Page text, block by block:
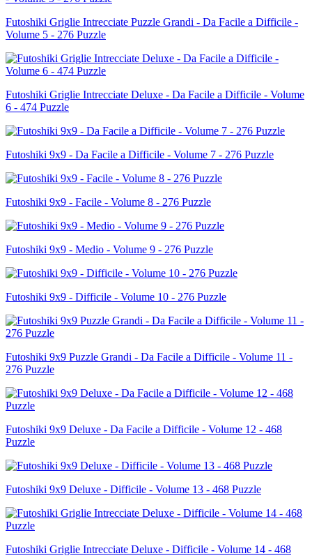
Futoshiki Griglie Intrecciate Puzzle Grandi - Da Facile a Difficile -
Volume 5 - 276 Puzzle
Futoshiki Griglie Intrecciate Deluxe - Da Facile a Difficile - Volume
6 - 474 Puzzle
Futoshiki 9x9 - Da Facile a Difficile - Volume 7 - 276 Puzzle
Futoshiki 9x9 - Facile - Volume 8 - 276 Puzzle
Futoshiki 9x9 - Medio - Volume 9 - 276 Puzzle
Futoshiki 9x9 - Difficile - Volume 10 - 276 Puzzle
Futoshiki 9x9 Puzzle Grandi - Da Facile a Difficile - Volume 11 -
276 Puzzle
Futoshiki 9x9 Deluxe - Da Facile a Difficile - Volume 12 - 468
Puzzle
Futoshiki 9x9 Deluxe - Difficile - Volume 13 - 468 Puzzle
Futoshiki Griglie Intrecciate Deluxe - Difficile - Volume 14 - 468